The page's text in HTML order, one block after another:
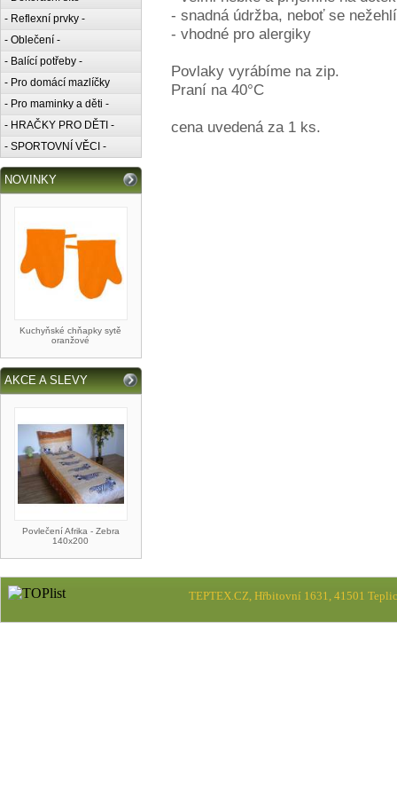
- Reflexní prvky -
- Oblečení -
- Balící potřeby -
- Pro domácí mazlíčky
- Pro maminky a děti -
- HRAČKY PRO DĚTI -
- SPORTOVNÍ VĚCI -
NOVINKY
Kuchyňské chňapky sytě
oranžové
AKCE A SLEVY
Povlečení Afrika - Zebra
140x200
- snadná údržba, neboť se
- vhodné pro alergiky
Povlaky vyrábíme na zip.
Praní na 40°C
cena uvedená za 1 ks.
TEPTEX.CZ, Hřbitovní 1631, 41501